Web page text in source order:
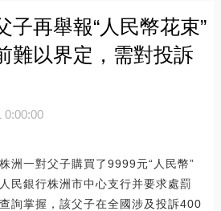
子再舉報“人民幣花束”
難以界定，需對投訴
0:00:00
洲一對父子購買了9999元“人民幣”
民銀行株洲市中心支行并要求處罰
詢掌握，該父子在全國涉及投訴400